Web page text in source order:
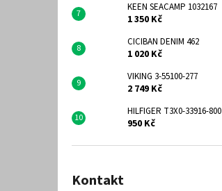
KEEN SEACAMP 1032167
1 350 Kč
CICIBAN DENIM 462
1 020 Kč
VIKING 3-55100-277
2 749 Kč
HILFIGER T3X0-33916-800
950 Kč
Kontakt